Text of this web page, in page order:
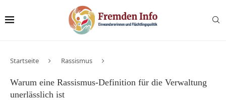
Startseite Rassismus
Warum eine Rassismus-Definition für die Verwaltung
unerlässlich ist